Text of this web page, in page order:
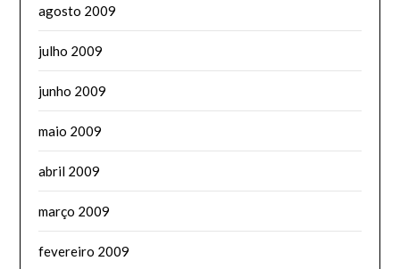
agosto 2009
julho 2009
junho 2009
maio 2009
abril 2009
março 2009
fevereiro 2009